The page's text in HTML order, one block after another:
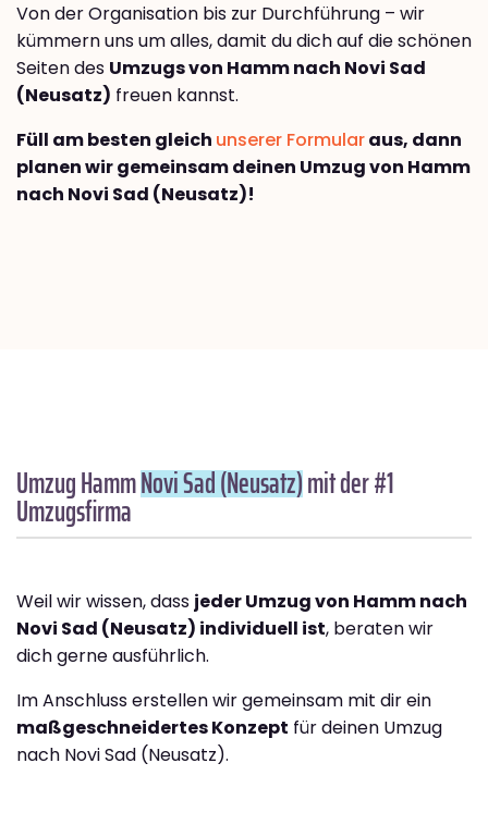
Von der Organisation bis zur Durchführung – wir
kümmern uns um alles, damit du dich auf die schönen
Seiten des Umzugs von Hamm nach Novi Sad
(Neusatz) freuen kannst.
Füll am besten gleich unserer Formularaus, dann
planen wir gemeinsam deinen Umzug von Hamm
nach Novi Sad (Neusatz)!
Umzug HammNovi Sad (Neusatz)mit der #1
Umzugsfirma
Weil wir wissen, dass jeder Umzug von Hamm nach
Novi Sad (Neusatz) individuell ist, beraten wir
dich gerne ausführlich.
Im Anschluss erstellen wir gemeinsam mit dir ein
maßgeschneidertes Konzept für deinen Umzug
nach Novi Sad (Neusatz).